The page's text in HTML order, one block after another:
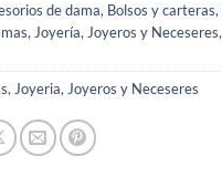
de dama, Bolsos y carteras,
, Joyería, Joyeros y Neceseres,
, Joyeria, Joyeros y Neceseres